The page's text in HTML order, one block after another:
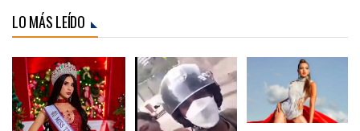
LO MÁS LEÍDO